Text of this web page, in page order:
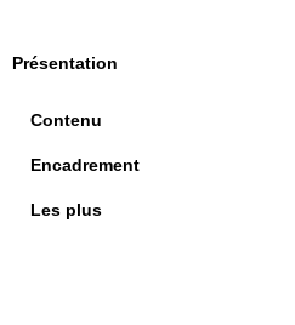
Présentation
Contenu
Encadrement
Les plus